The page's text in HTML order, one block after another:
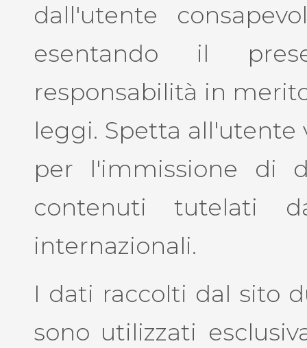
dall'utente
esentando il
responsabilità in
leggi. Spetta all'utente
per l'immissione di
contenuti tutelati
internazionali.
I dati raccolti dal sito
sono utilizzati